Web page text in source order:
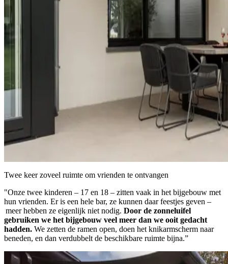
Twee keer zoveel ruimte om vrienden te ontvangen
"Onze twee kinderen – 17 en 18 – zitten vaak in het bijgebouw met
hun vrienden. Er is een hele bar, ze kunnen daar feestjes geven –
meer hebben ze eigenlijk niet nodig. Door de zonneluifel
gebruiken we het bijgebouw veel meer dan we ooit gedacht
hadden. We zetten de ramen open, doen het knikarmscherm naar
beneden, en dan verdubbelt de beschikbare ruimte bijna.”